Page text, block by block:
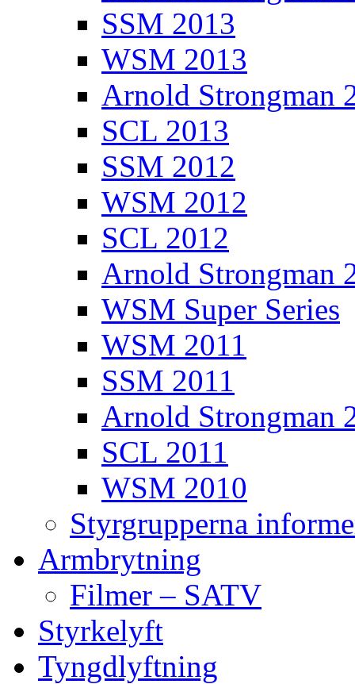
SSM 2013
WSM 2013
Arnold Strongman
SCL 2013
SSM 2012
WSM 2012
SCL 2012
Arnold Strongman
WSM Super Series
WSM 2011
SSM 2011
Arnold Strongman
SCL 2011
WSM 2010
Styrgrupperna
Armbrytning
Filmer – SATV
Styrkelyft
Tyngdlyftning